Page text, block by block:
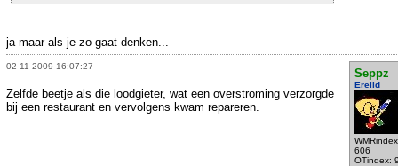
ja maar als je zo gaat denken...
02-11-2009 16:07:27
Seppz
Erelid
606
OTindex:
Zelfde beetje als die loodgieter, wat een overstroming verzorgde
bij een restaurant en vervolgens kwam repareren.